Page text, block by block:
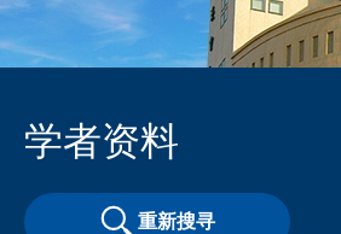
学者资料
重新搜寻